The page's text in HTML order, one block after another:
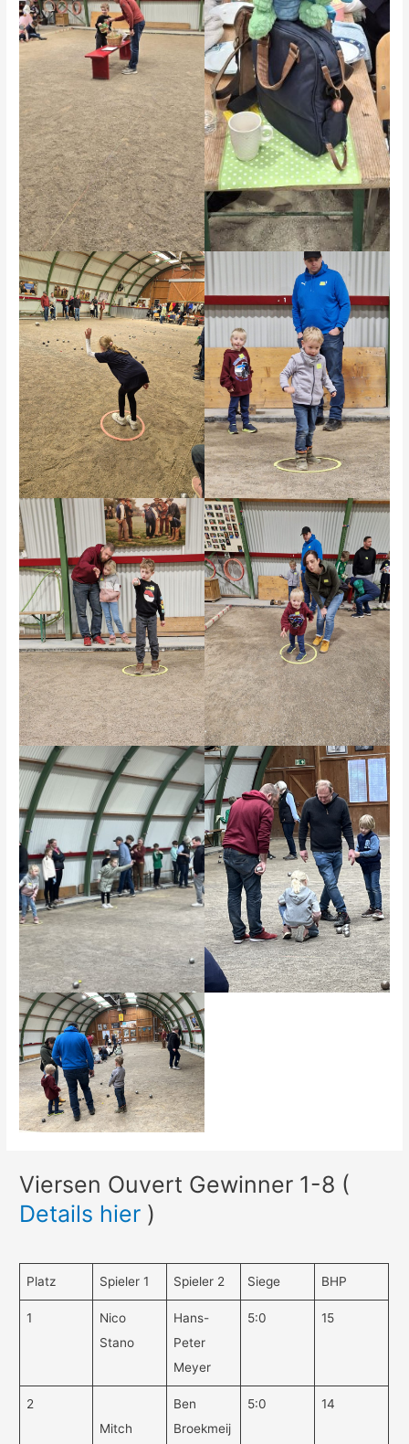
Viersen Ouvert Gewinner 1-8 (
Details hier )
Platz Spieler 1 Spieler 2 Siege BHP
1
Nico
Stano
Hans-
Peter
Meyer
5:0 15
2
Mitch
Ben
Broekmeij
5:0 14